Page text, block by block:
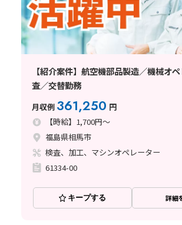
【紹介案件】航空機部品製造／機械オ
査／交替勤務
月収例 361,250 円
【時給】1,700円～
福島県相馬市
検査、加工、マシンオペレーター
61334-00
キープする 詳細